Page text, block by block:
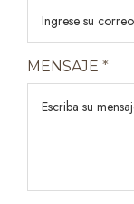
MENSAJE *